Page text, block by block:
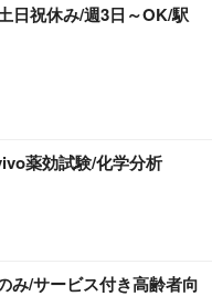
日祝休み/週3日～OK/駅
薬効試験/化学分析
み/サービス付き高齢者向